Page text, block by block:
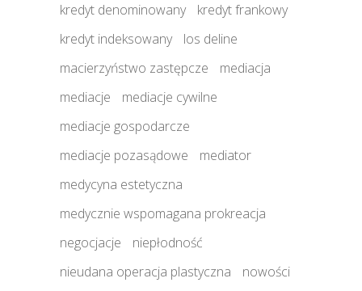
kredyt denominowany
kredyt frankowy
kredyt indeksowany
los deline
macierzyństwo zastępcze
mediacja
mediacje
mediacje cywilne
mediacje gospodarcze
mediacje pozasądowe
mediator
medycyna estetyczna
medycznie wspomagana prokreacja
negocjacje
niepłodność
nieudana operacja plastyczna
nowości